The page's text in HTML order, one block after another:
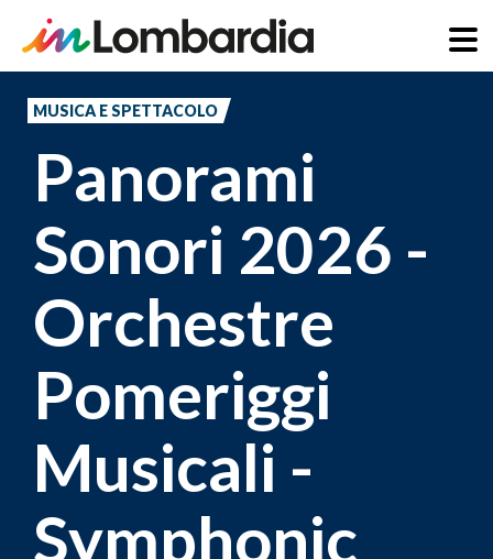
principale
MUSICA E SPETTACOLO
Panorami
Sonori 2026 -
Orchestre
Pomeriggi
Musicali -
Symphonic